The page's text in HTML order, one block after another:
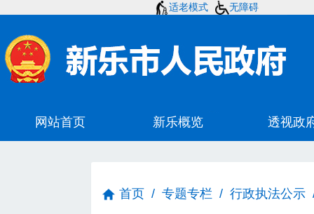
适老模式 无障碍
首页 / 专题专栏 / 行政执法公示